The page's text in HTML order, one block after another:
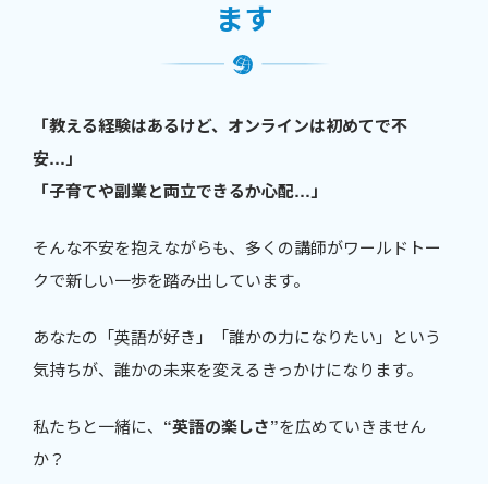
ます
「教える経験はあるけど、オンラインは初めてで不
安…」
「子育てや副業と両立できるか心配…」
そんな不安を抱えながらも、多くの講師がワールドトー
クで新しい一歩を踏み出しています。
あなたの「英語が好き」「誰かの力になりたい」という
気持ちが、誰かの未来を変えるきっかけになります。
私たちと一緒に、 “英語の楽しさ”を広めていきません
か？